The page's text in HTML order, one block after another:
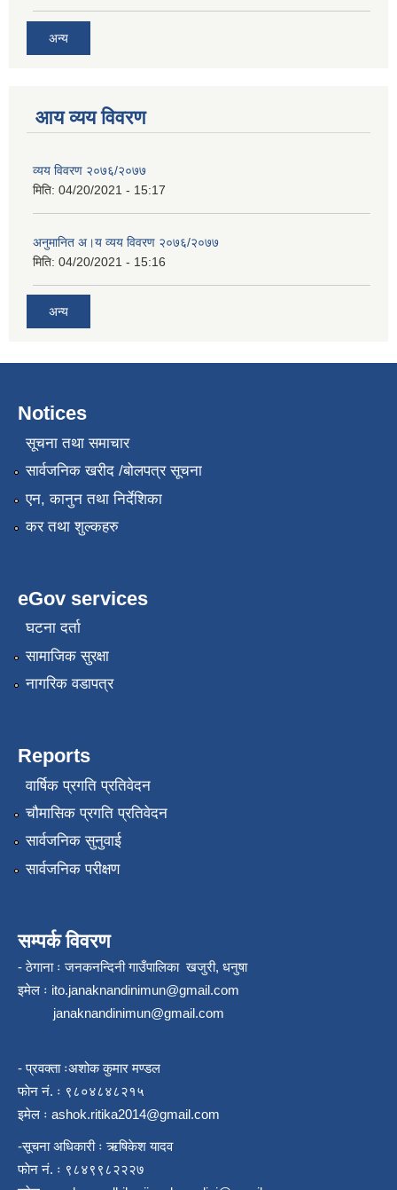
अन्य
आय व्यय विवरण
व्यय विवरण २०७६/२०७७
मिति: 04/20/2021 - 15:17
अनुमानित अ।य व्यय विवरण २०७६/२०७७
मिति: 04/20/2021 - 15:16
अन्य
Notices
सूचना तथा समाचार
सार्वजनिक खरीद /बोलपत्र सूचना
एन, कानुन तथा निर्देशिका
कर तथा शुल्कहरु
eGov services
घटना दर्ता
सामाजिक सुरक्षा
नागरिक वडापत्र
Reports
वार्षिक प्रगति प्रतिवेदन
चौमासिक प्रगति प्रतिवेदन
सार्वजनिक सुनुवाई
सार्वजनिक परीक्षण
सम्पर्क विवरण
- ठेगाना ः जनकनन्दिनी गाउँपालिका खजुरी, धनुषा
इमेल ः ito.janaknandinimun@gmail.com
janaknandinimun@gmail.com
- प्रवक्ता ःअशोक कुमार मण्डल
फाेन नं. ः ९८०४८४८२१५
इमेल ः ashok.ritika2014@gmail.com
-सूचना अधिकारी ः ऋषिकेश यादव
फाेन नं. ः ९८४९९८२२२७